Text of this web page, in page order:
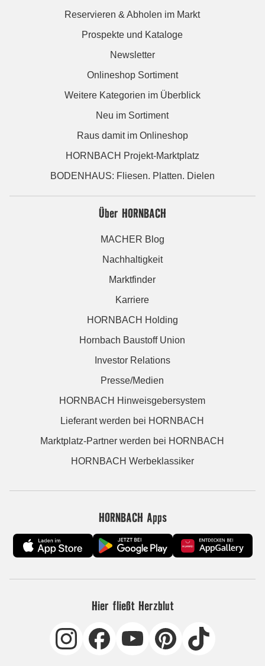
Reservieren & Abholen im Markt
Prospekte und Kataloge
Newsletter
Onlineshop Sortiment
Weitere Kategorien im Überblick
Neu im Sortiment
Raus damit im Onlineshop
HORNBACH Projekt-Marktplatz
BODENHAUS: Fliesen. Platten. Dielen
Über HORNBACH
MACHER Blog
Nachhaltigkeit
Marktfinder
Karriere
HORNBACH Holding
Hornbach Baustoff Union
Investor Relations
Presse/Medien
HORNBACH Hinweisgebersystem
Lieferant werden bei HORNBACH
Marktplatz-Partner werden bei HORNBACH
HORNBACH Werbeklassiker
HORNBACH Apps
Hier fließt Herzblut